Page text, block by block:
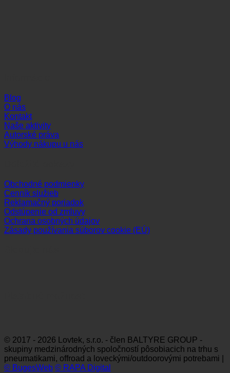
Blog
O nás
Kontakt
Naše aktivity
Autorské práva
Výhody nákupu u nás
Obchodné podmienky
Cenník služieb
Reklamačný poriadok
Odstúpenie od zmluvy
Ochrana osobných údajov
Zásady používania súborov cookie (EÚ)
© 2017 - 2026 Lovtek, s.r.o. - člen BALTYRE GROUP -
skupiny medzinárodných spoločností pôsobiacich na trhu s
pneumatikami, offroad a loveckými/outdoorovými potrebami |
© BugesWeb © RAPA Digital